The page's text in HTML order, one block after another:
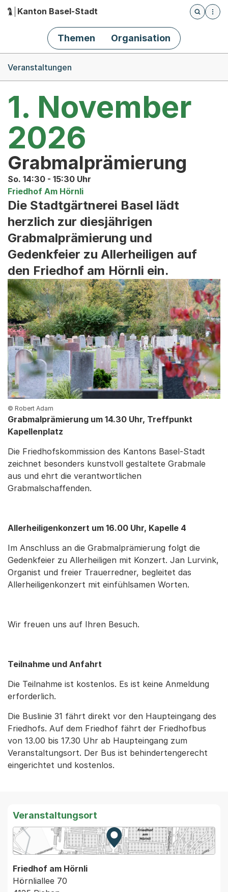
Hauptnavigation
Kanton Basel-Stadt
Öffnet
Themen Organisation
Veranstaltungen
Grabmalprämierung
1. November
2026
So. 14:30 - 15:30 Uhr
Friedhof Am Hörnli
Die Stadtgärtnerei Basel lädt
herzlich zur diesjährigen
Grabmalprämierung und
Gedenkfeier zu Allerheiligen auf
den Friedhof am Hörnli ein.
© Robert Adam
Grabmalprämierung um 14.30 Uhr, Treffpunkt
Kapellenplatz
Die Friedhofskommission des Kantons Basel-Stadt
zeichnet besonders kunstvoll gestaltete Grabmale
aus und ehrt die verantwortlichen
Grabmalschaffenden.
Allerheiligenkonzert um 16.00 Uhr, Kapelle 4
Im Anschluss an die Grabmalprämierung folgt die
Gedenkfeier zu Allerheiligen mit Konzert. Jan Lurvink,
Organist und freier Trauerredner, begleitet das
Allerheiligenkonzert mit einfühlsamen Worten.
Wir freuen uns auf Ihren Besuch.
Teilnahme und Anfahrt
Die Teilnahme ist kostenlos. Es ist keine Anmeldung
erforderlich.
Die Buslinie 31 fährt direkt vor den Haupteingang des
Friedhofs. Auf dem Friedhof fährt der Friedhofbus
von 13.00 bis 17.30 Uhr ab Haupteingang zum
Veranstaltungsort. Der Bus ist behindertengerecht
eingerichtet und kostenlos.
Veranstaltungsort
Zur Karte von MapBS.
Externer Link, wird in einem
Friedhof am Hörnli
Hörnliallee 70